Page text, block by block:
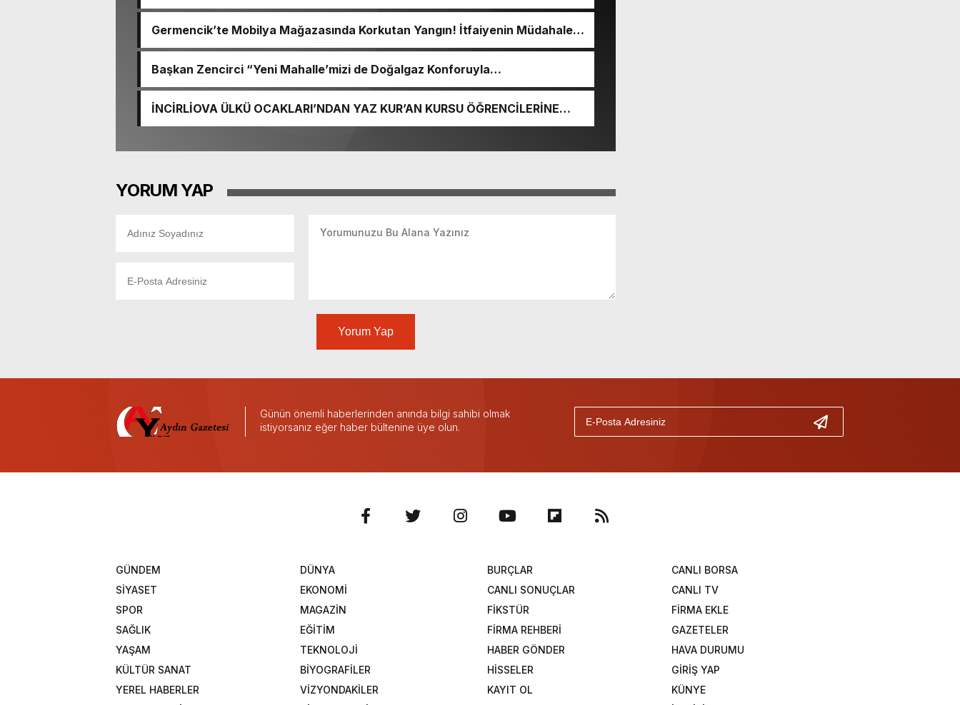
Germencik’te Mobilya Mağazasında Korkutan Yangın! İtfaiyenin Müdahalesi
Başkan Zencirci “Yeni Mahalle’mizi de Doğalgaz Konforuyla
İNCİRLİOVA ÜLKÜ OCAKLARI’NDAN YAZ KUR’AN KURSU ÖĞRENCİLERİNE
YORUM YAP
Yorum Yap
Günün önemli haberlerinden anında bilgi sahibi olmak
istiyorsanız eğer haber bültenine üye olun.
GÜNDEM
DÜNYA
SİYASET
EKONOMİ
SPOR
MAGAZİN
SAĞLIK
EĞİTİM
YAŞAM
TEKNOLOJİ
KÜLTÜR SANAT
BİYOGRAFİLER
YEREL HABERLER
VİZYONDAKİLER
BURÇLAR
CANLI BORSA
CANLI SONUÇLAR
CANLI TV
FİKSTÜR
FİRMA EKLE
FİRMA REHBERİ
GAZETELER
HABER GÖNDER
HAVA DURUMU
HİSSELER
GİRİŞ YAP
KAYIT OL
KÜNYE